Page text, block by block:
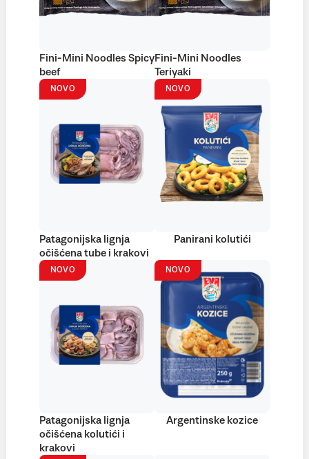
Fini-Mini Noodles Spicy
beef
Fini-Mini Noodles
Teriyaki
NOVO
Patagonijska lignja
očišćena tube i krakovi
NOVO
Panirani kolutići
NOVO
Patagonijska lignja
očišćena kolutići i
krakovi
NOVO
Argentinske kozice